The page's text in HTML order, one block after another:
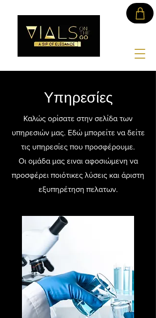
Υπηρεσίες
Καλώς ορίσατε στην σελίδα των
υπηρεσιών μας. Εδώ μπορείτε να δείτε
τις υπηρεσίες που προσφέρουμε.
Οι ομάδα μας ειναι αφοσιώμενη να
προσφέρει ποιότικες λύσεις και άριστη
εξυπηρέτηση πελατων.